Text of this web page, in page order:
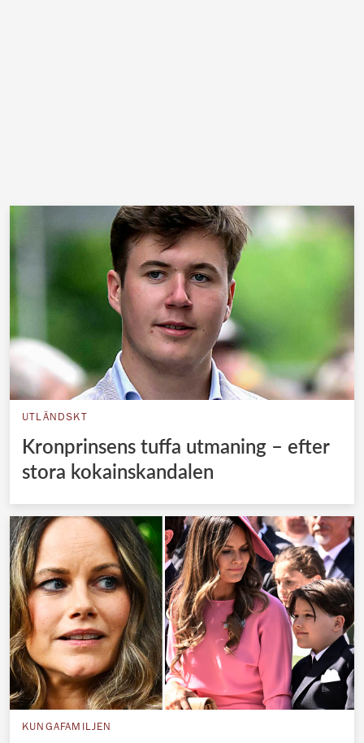
UTLÄNDSKT
Kronprinsens tuffa utmaning – efter
stora kokainskandalen
KUNGAFAMILJEN